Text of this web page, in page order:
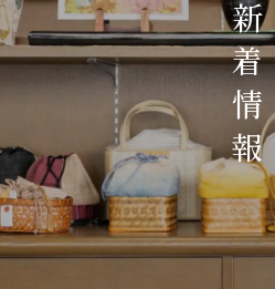
新
着
情
報